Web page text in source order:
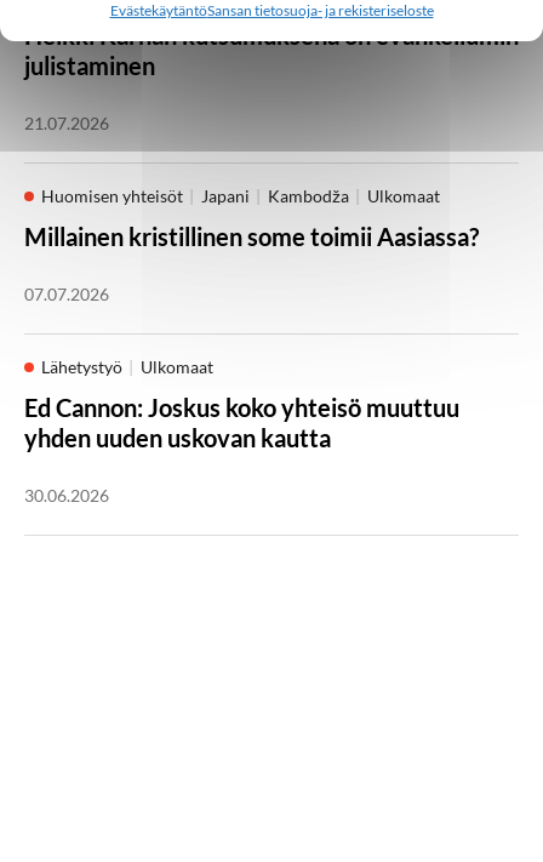
EvästekäytäntöSansan tietosuoja- ja rekisteriseloste
Heikki Kärhän kutsumuksena on evankeliumin
julistaminen
21.07.2026
Huomisen yhteisöt Japani Kambodža Ulkomaat
Millainen kristillinen some toimii Aasiassa?
07.07.2026
Lähetystyö Ulkomaat
Ed Cannon: Joskus koko yhteisö muuttuu
yhden uuden uskovan kautta
30.06.2026